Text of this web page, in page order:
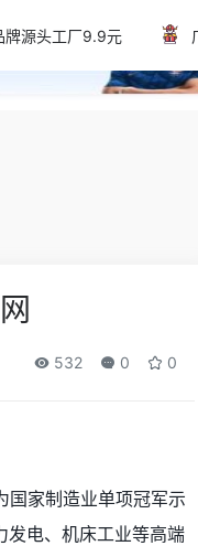
牌源头工厂9.9元
532 0 0
国家制造业单项冠军示
发电、机床工业等高端